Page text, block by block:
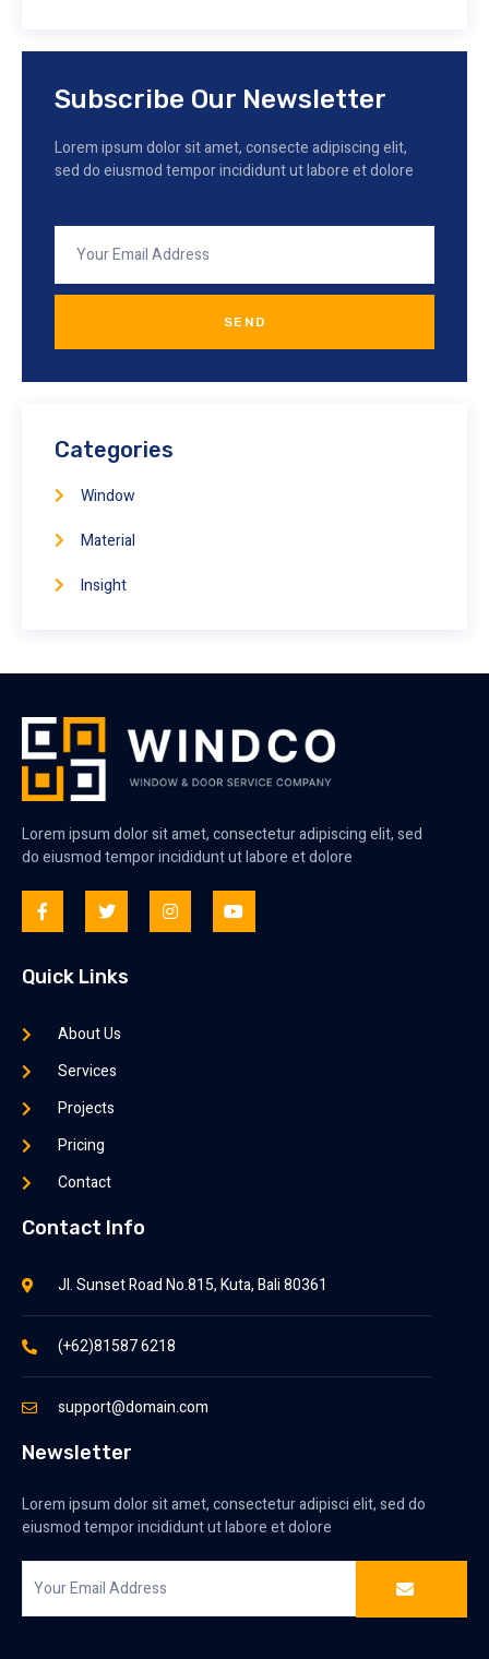
Subscribe Our Newsletter
Lorem ipsum dolor sit amet, consecte adipiscing elit,
sed do eiusmod tempor incididunt ut labore et dolore
SEND
Categories
Window
Material
Insight
Lorem ipsum dolor sit amet, consectetur adipiscing elit, sed
do eiusmod tempor incididunt ut labore et dolore
Quick Links
About Us
Services
Projects
Pricing
Contact
Contact Info
Jl. Sunset Road No.815, Kuta, Bali 80361
(+62)81587 6218
support@domain.com
Newsletter
Lorem ipsum dolor sit amet, consectetur adipisci elit, sed do
eiusmod tempor incididunt ut labore et dolore